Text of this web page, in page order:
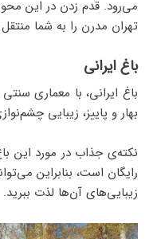
می‌رود. قدم ‌زدن در این
تهران مدرن را به شما
باغ ایرانی
باغ ایرانی، با معماری
بهار و پاییز، زیبایی
نکته‌ی جذاب در مورد این
رایگان است، بنابراین
زیبایی‌های آن‌ها لذت ببرید.